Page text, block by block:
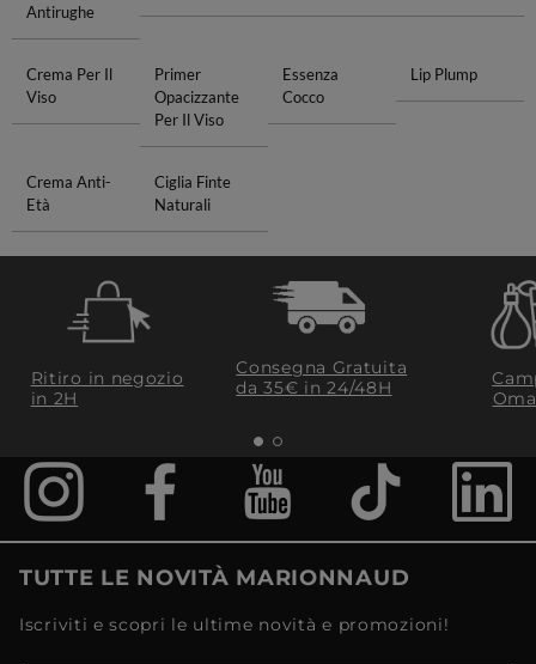
Antirughe
Crema Per Il
Viso
Primer
Opacizzante
Per Il Viso
Essenza
Cocco
Lip Plump
Crema Anti-
Età
Ciglia Finte
Naturali
Ritiro in negozio
in 2H
Consegna Gratuita
da 35€​ in 24/48H
TUTTE LE NOVITÀ MARIONNAUD
Iscriviti e scopri le ultime novità e promozioni!